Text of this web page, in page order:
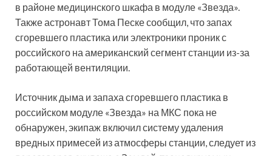
в районе медицинского шкафа в модуле «Звезда».
Также астронавт Тома Песке сообщил, что запах
сгоревшего пластика или электроники проник с
российского на американский сегмент станции из-за
работающей вентиляции.
Источник дыма и запаха сгоревшего пластика в
российском модуле «Звезда» на МКС пока не
обнаружен, экипаж включил систему удаления
вредных примесей из атмосферы станции, следует из